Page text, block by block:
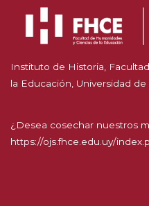
Instituto de Historia,
la Educación, Universidad
¿Desea cosechar nuestros
https://ojs.fhce.edu.uy/